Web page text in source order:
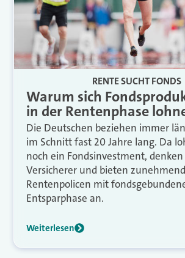
RENTE SUCHT FONDS
Warum sich
in der Rentenphase
Die Deutschen beziehen immer
im Schnitt fast 20 Jahre lang. Da
noch ein Fondsinvestment, denken
Versicherer und bieten zunehmend
Rentenpolicen mit
Entsparphase an.
Weiterlesen